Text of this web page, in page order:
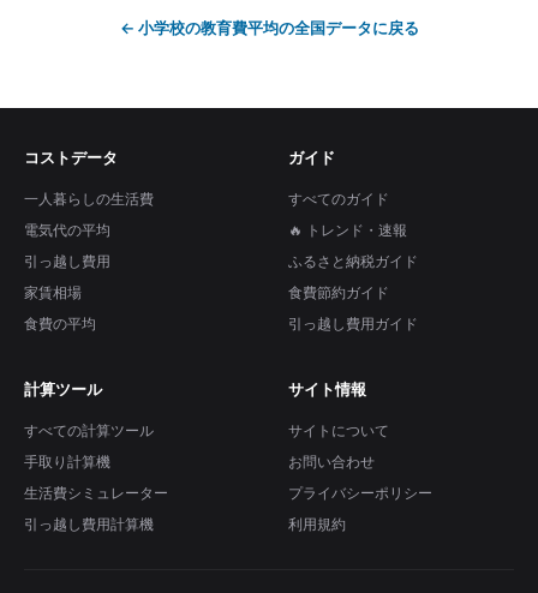
← 小学校の教育費平均の全国データに戻る
コストデータ
一人暮らしの生活費
電気代の平均
引っ越し費用
家賃相場
食費の平均
ガイド
すべてのガイド
🔥 トレンド・速報
ふるさと納税ガイド
食費節約ガイド
引っ越し費用ガイド
計算ツール
すべての計算ツール
手取り計算機
生活費シミュレーター
引っ越し費用計算機
サイト情報
サイトについて
お問い合わせ
プライバシーポリシー
利用規約